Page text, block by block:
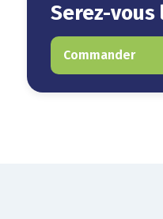
Serez-vous
Commander